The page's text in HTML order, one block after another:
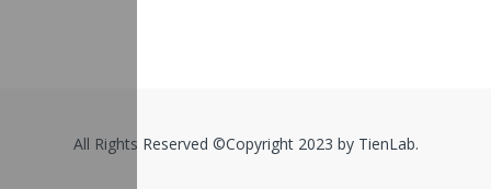
All Rights Reserved ©Copyright 2023 by TienLab.